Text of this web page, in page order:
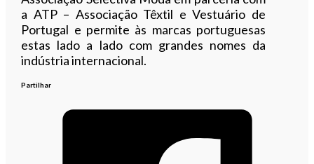
a ATP – Associação Têxtil e Vestuário de
Portugal e permite às marcas portuguesas
estas lado a lado com grandes nomes da
indústria internacional.
Partilhar